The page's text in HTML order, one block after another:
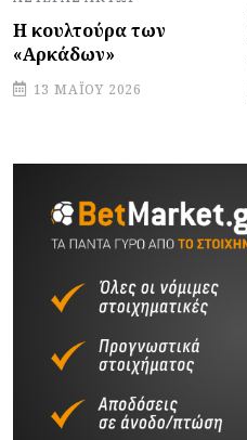
Η κουλτούρα των
«Αρκάδων»
13 ΜΑΪ́ΟΥ 2026